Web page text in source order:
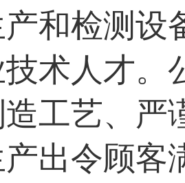
和检测设
术人才。
工艺、严
出令顾客